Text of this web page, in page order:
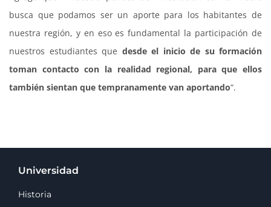
busca que podamos ser un aporte para los habitantes de
nuestra región, y en eso es fundamental la participación de
nuestros estudiantes que desde el inicio de su formación
toman contacto con la realidad regional, para que ellos
también sientan que tempranamente van aportando“.
Universidad
Historia